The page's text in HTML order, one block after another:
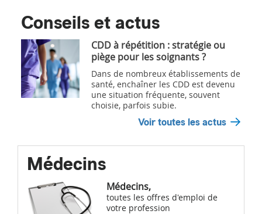
Conseils et actus
CDD à répétition : stratégie ou
piège pour les soignants ?
Dans de nombreux établissements de
santé, enchaîner les CDD est devenu
une situation fréquente, souvent
choisie, parfois subie.
Voir toutes les actus
Médecins
Médecins,
toutes les offres d'emploi de
votre profession